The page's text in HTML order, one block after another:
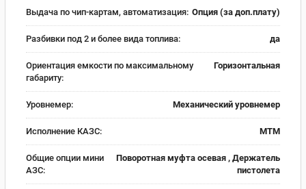
Выдача по чип-картам, автоматизация: Опция (за доп.плату)
Разбивки под 2 и более вида топлива: да
Ориентация емкости по максимальному
габариту:
Горизонтальная
Уровнемер: Механический уровнемер
Исполнение КАЗС: МТМ
Общие опции мини
АЗС:
Поворотная муфта осевая , Держатель
пистолета